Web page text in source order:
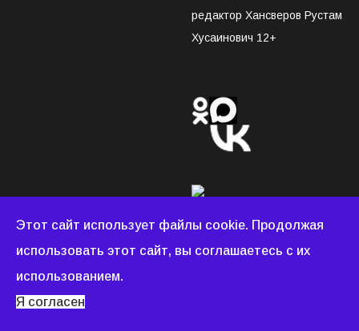
редактор Хансверов Рустам
Хусаинович 12+
Люберецкий округ © 2022 - 2026 Все права защищены.
Этот сайт использует файлы cookie. Продолжая
использовать этот сайт, вы соглашаетесь с их
использованием.
Я согласен